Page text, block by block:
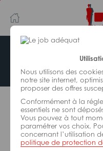
Nous utilisons des
notre site internet,
proposer des offres
Conformément à la
essentiels ne sont
Vous pouvez à tout
paramétrer vos choix.
concernant l’utilisation
politique de protection
au
contenu
principal
navigation
Offre
L’offre d’emploi que
plus
De nombreuses
correspondre,